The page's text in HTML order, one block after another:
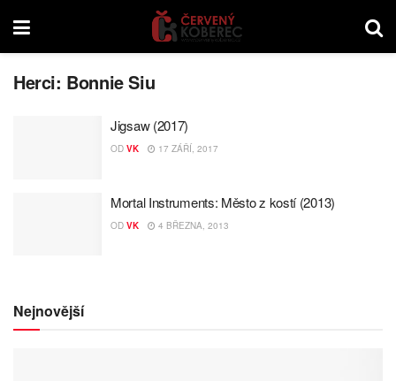
Herci: Bonnie Siu
Jigsaw (2017)
OD VK 17 ZÁŘÍ, 2017
Mortal Instruments: Město z kostí (2013)
OD VK 4 BŘEZNA, 2013
Nejnovější